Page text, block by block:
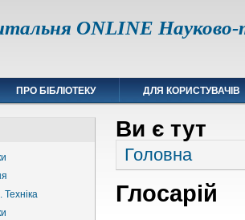
ONLINE Науково-
ПРО БІБЛІОТЕКУ ДЛЯ КОРИСТУВАЧІВ
Техніка
Ви є тут
Головна
Глосарій